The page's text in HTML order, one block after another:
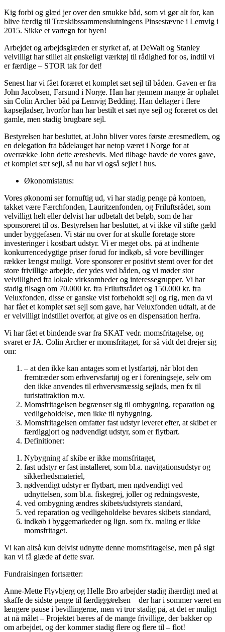
Kig forbi og glæd jer over den smukke båd, som vi gør alt for, kan
blive færdig til Træskibssammenslutningens Pinsestævne i Lemvig i
2015. Sikke et vartegn for byen!
Arbejdet og arbejdsglæden er styrket af, at DeWalt og Stanley
velvilligt har stillet alt ønskeligt værktøj til rådighed for os, indtil vi
er færdige – STOR tak for det!
Senest har vi fået foræret et komplet sæt sejl til båden. Gaven er fra
John Jacobsen, Farsund i Norge. Han har gennem mange år ophalet
sin Colin Archer båd på Lemvig Bedding. Han deltager i flere
kapsejladser, hvorfor han har bestilt et sæt nye sejl og foræret os det
gamle, men stadig brugbare sejl.
Bestyrelsen har besluttet, at John bliver vores første æresmedlem, og
en delegation fra bådelauget har netop været i Norge for at
overrække John dette æresbevis. Med tilbage havde de vores gave,
et komplet sæt sejl, så nu har vi også sejlet i hus.
Økonomistatus:
Vores økonomi ser fornuftig ud, vi har stadig penge på kontoen,
takket være Færch­fonden, Lauritzenfonden, og Friluftsrådet, som
velvilligt helt eller delvist har udbe­talt det beløb, som de har
sponsoreret til os. Bestyrelsen har besluttet, at vi ikke vil stifte gæld
under byggefasen. Vi står nu over for at skulle foretage store
investe­rin­ger i kostbart udstyr. Vi er meget obs. på at indhente
konkurrencedyg­tige priser for­ud for indkøb, så vore bevillinger
rækker længst muligt. Vore sponsorer er positivt stemt over for det
store frivillige arbejde, der ydes ved båden, og vi møder stor
velvillighed fra lokale virksomheder og interessegrup­per. Vi har
stadig tilsagn om 70.000 kr. fra Friluftsrådet og 150.000 kr. fra
Veluxfonden, disse er ganske vist for­be­holdt sejl og rig, men da vi
har fået et komplet sæt sejl som gave, har Veluxfonden udtalt, at de
er velvilligt indstillet overfor, at give os en dispensa­tion herfra.
Vi har fået et bindende svar fra SKAT vedr. momsfritagelse, og
svaret er JA. Colin Archer er momsfritaget, for så vidt det drejer sig
om:
– at den ikke kan antages som et lystfartøj, når blot den
fremtræder som erhvervsfartøj og er i foreningseje, selv om
den ikke anvendes til erhvervsmæssig sejlads, men fx til
turistattraktion m.v.
Momsfritagelsen begrænser sig til ombygning, reparation og
vedligeholdelse, men ikke til nybygning.
Momsfritagelsen omfatter fast udstyr leveret efter, at skibet er
færdiggjort og nødvendigt udstyr, som er flytbart.
Definitioner:
Nybygning af skibe er ikke momsfritaget,
fast udstyr er fast installeret, som bl.a. navigationsudstyr og
sikkerhedsmateriel,
nødvendigt udstyr er flytbart, men nødvendigt ved
udnyttelsen, som bl.a. fiskegrej, joller og redningsveste,
ved ombygning ændres skibets/udstyrets standard,
ved reparation og vedligeholdelse bevares skibets standard,
indkøb i byggemarkeder og lign. som fx. maling er ikke
momsfritaget.
Vi kan altså kun delvist udnytte denne momsfritagelse, men på sigt
kan vi få glæde af dette svar.
Fundraisingen fortsætter:
Anne-Mette Flyvbjerg og Helle Bro arbejder stadig ihærdigt med at
skaffe de sidste penge til færdiggørelsen – der har i sommer været en
længere pause i bevillingerne, men vi tror stadig på, at det er muligt
at nå målet – Projektet bæres af de mange frivillige, der bakker op
om arbejdet, og der kommer stadig flere og flere til – flot!